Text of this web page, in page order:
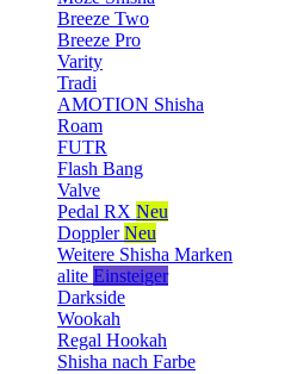
Breeze Two
Breeze Pro
Varity
Tradi
AMOTION Shisha
Roam
FUTR
Flash Bang
Valve
Pedal RX Neu
Doppler Neu
Weitere Shisha Marken
alite Einsteiger
Darkside
Wookah
Regal Hookah
Shisha nach Farbe